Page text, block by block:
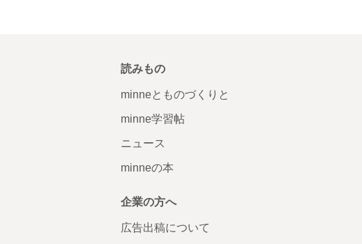
読みもの
minneとものづくりと
minne学習帖
ニュース
minneの本
企業の方へ
広告出稿について